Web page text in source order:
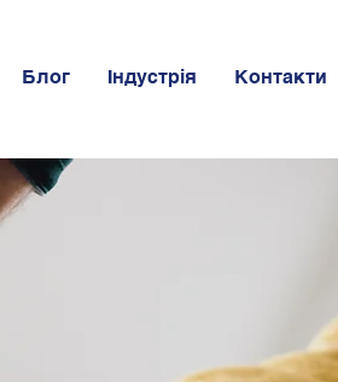
Блог Індустрія Контакти